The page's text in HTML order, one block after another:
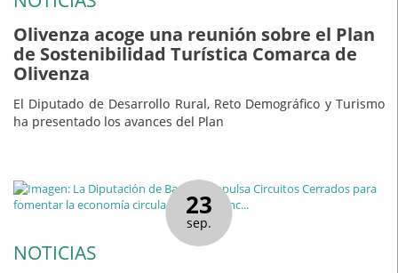
Olivenza acoge una reunión sobre el Plan
de Sostenibilidad Turística Comarca de
Olivenza
El Diputado de Desarrollo Rural, Reto Demográfico y Turismo
ha presentado los avances del Plan
23
sep.
NOTICIAS